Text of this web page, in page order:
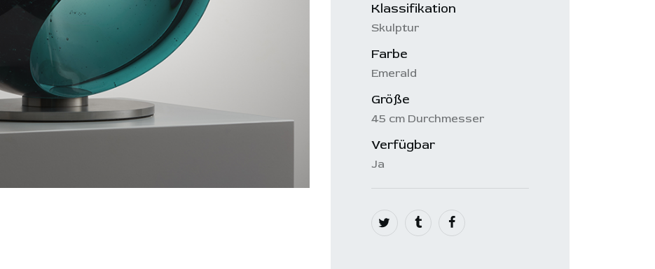
Klassifikation
Skulptur
Farbe
Emerald
Größe
45 cm Durchmesser
Verfügbar
Ja